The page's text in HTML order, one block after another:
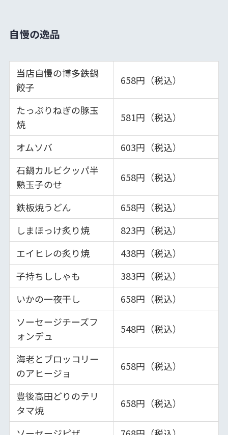
自慢の逸品
当店自慢の博多鉄鍋
餃子
658円（税込）
たっぷりねぎの豚玉
焼
581円（税込）
オムソバ
603円（税込）
石鍋カルビクッパ半
熟玉子のせ
658円（税込）
鉄板焼うどん
658円（税込）
しまほっけ炙り焼
823円（税込）
エイヒレの炙り焼
438円（税込）
子持ちししゃも
383円（税込）
いかの一夜干し
658円（税込）
ソーセージチーズフ
ォンデュ
548円（税込）
海老とブロッコリー
のアヒージョ
658円（税込）
豊後高田どりのテリ
タマ焼
658円（税込）